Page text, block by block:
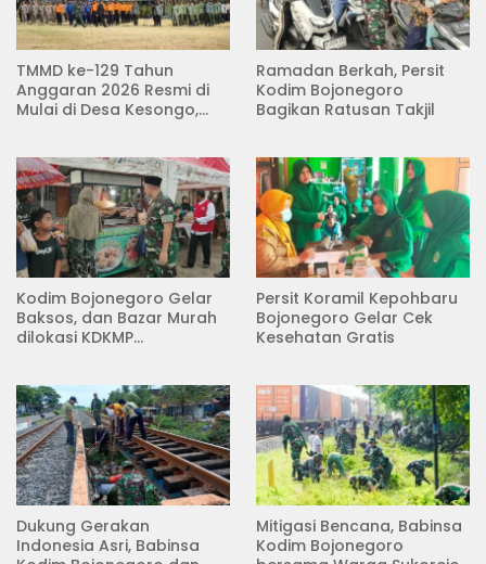
TMMD ke-129 Tahun
Anggaran 2026 Resmi di
Mulai di Desa Kesongo,
Ramadan Berkah, Persit
Kodim Bojonegoro
Bagikan Ratusan Takjil
Kodim Bojonegoro Gelar
Baksos, dan Bazar Murah
dilokasi KDKMP
Persit Koramil Kepohbaru
Bojonegoro Gelar Cek
Kesehatan Gratis
Dukung Gerakan
Indonesia Asri, Babinsa
Mitigasi Bencana, Babinsa
Kodim Bojonegoro